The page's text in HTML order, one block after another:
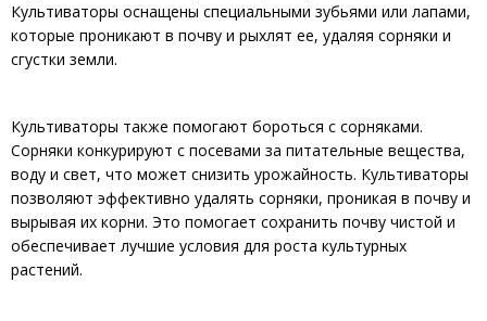
Культиваторы оснащены специальными зубьями или лапами,
которые проникают в почву и рыхлят ее, удаляя сорняки и
сгустки земли.
Культиваторы также помогают бороться с сорняками.
Сорняки конкурируют с посевами за питательные вещества,
воду и свет, что может снизить урожайность. Культиваторы
позволяют эффективно удалять сорняки, проникая в почву и
вырывая их корни. Это помогает сохранить почву чистой и
обеспечивает лучшие условия для роста культурных
растений.